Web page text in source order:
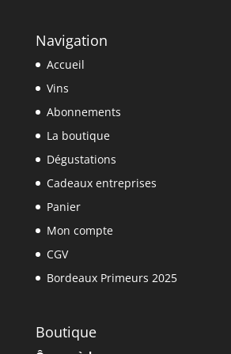
Navigation
Accueil
Vins
Abonnements
La boutique
Dégustations
Cadeaux entreprises
Panier
Mon compte
CGV
Bordeaux Primeurs 2025
Boutique